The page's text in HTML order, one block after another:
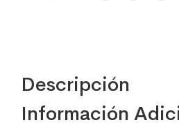
de
ley
Descripción
Información